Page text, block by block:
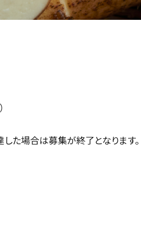
場合は募集が終了となります。